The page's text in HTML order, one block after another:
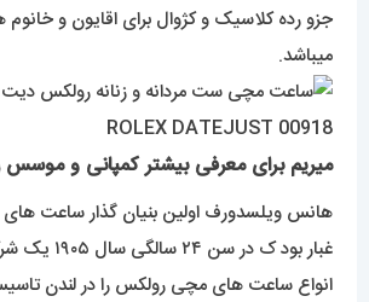
جزو رده کلاسیک و کژوال برای اقایون و
میباشد.
میریم برای معرفی بیشتر کمپانی و
هانس ویلسدورف اولین بنیان گذار ساعت
غبار بود ک در
انواع ساعت های مچی رولکس را در لندن